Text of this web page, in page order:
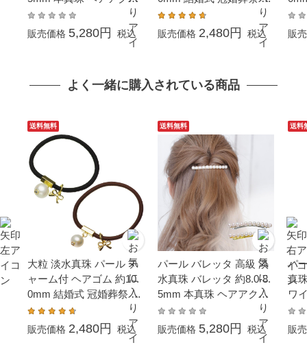
サリー クリスマス Xmas
プレゼント 結婚式 冠婚
葬祭 大粒 大ぶり 成人式
販売価格 5,280円 税込
儀 成人式 卒業 入園 入学
式 母の日
販売価格 2,480円 税込 販
よく一緒に購入されている商品
送料無料
大粒 淡水真珠 パール チ
ャーム付 ヘアゴム 約10.
0mm 結婚式 冠婚葬祭 葬
儀 成人式 卒業 入園 入学
式 母の日
販売価格 2,480円 税込
送料無料
パール バレッタ 高級 淡
水真珠 バレッタ 約8.0-8.
5mm 本真珠 ヘアアクセ
サリー クリスマス Xmas
プレゼント 結婚式 冠婚
葬祭 大粒 大ぶり 成人式
販売価格 5,280円 税込
送料
パ
真
ワ
フ
葬
販